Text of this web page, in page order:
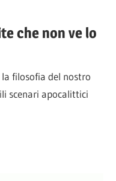
che non ve lo
filosofia del nostro
scenari apocalittici